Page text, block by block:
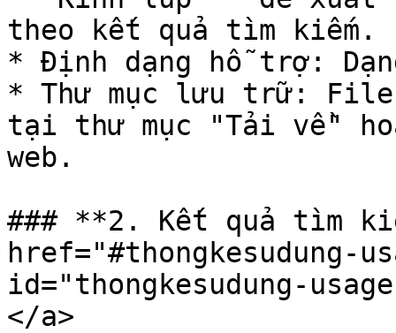
theo kết quả tìm kiếm.
* Định dạng hỗ trợ:
* Thư mục lưu trữ:
tại thư mục "Tải về"
web.
### **2. Kết quả tìm
href="#thongkesudung-
id="thongkesudung-
</a>